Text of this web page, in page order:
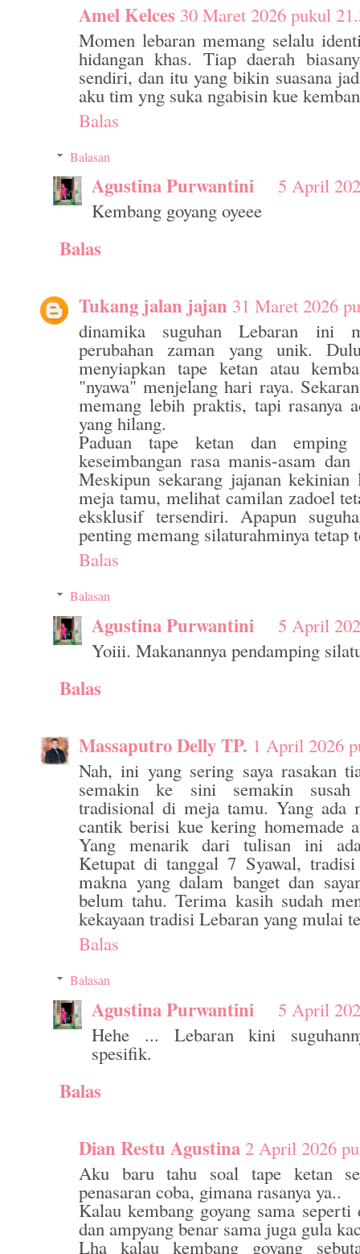
Amel Kelces 30 Maret 2026 pukul
Momen lebaran memang selalu
hidangan khas. Tiap daerah
sendiri, dan itu yang bikin suasana
aku tim yng suka ngabisin kue
Balas
Balasan
Agustina Purwantini
5 April
Kembang goyang oyeee
Balas
Tukang jalan jajan 31 Maret 2026
dinamika suguhan Lebaran ini
perubahan zaman yang unik.
menyiapkan tape ketan atau
"nyawa" menjelang hari raya.
memang lebih praktis, tapi rasanya
yang hilang.
Paduan tape ketan dan
keseimbangan rasa manis-asam
Meskipun sekarang jajanan kekinian
meja tamu, melihat camilan zadoel
eksklusif tersendiri. Apapun
penting memang silaturahminya tetap
Balas
Balasan
Agustina Purwantini
5 April
Yoiii. Makanannya pendamping
Balas
Massaputro Delly TP. 1 April 2026
Nah, ini yang sering saya rasakan
semakin ke sini semakin susah
tradisional di meja tamu. Yang ada
cantik berisi kue kering homemade
Yang menarik dari tulisan ini
Ketupat di tanggal 7 Syawal,
makna yang dalam banget dan
belum tahu. Terima kasih sudah
kekayaan tradisi Lebaran yang mulai
Balas
Balasan
Agustina Purwantini
5 April
Hehe ... Lebaran kini
spesifik.
Balas
Dian Restu Agustina 2 April 2026
Aku baru tahu soal tape ketan
penasaran coba, gimana rasanya ya..
Kalau kembang goyang sama
dan ampyang benar sama juga gula
Lha kalau kembang goyang